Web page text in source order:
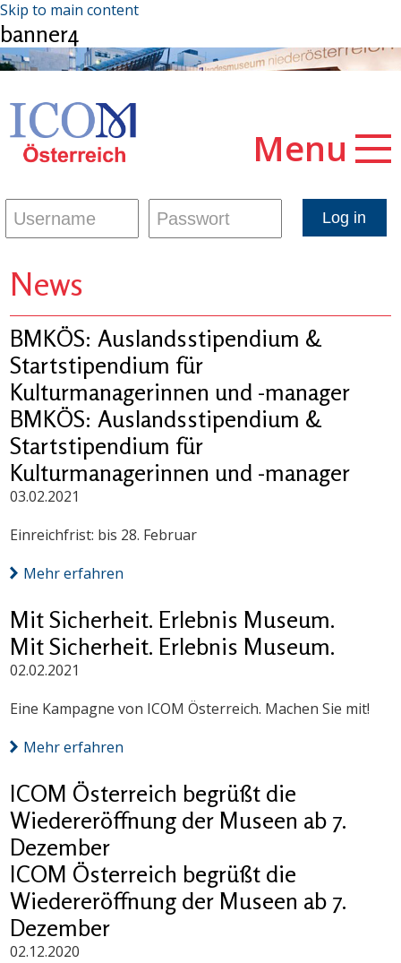
Skip to main content
banner4
Menu
News
BMKÖS: Auslandsstipendium &
Startstipendium für
Kulturmanagerinnen und -manager
BMKÖS: Auslandsstipendium &
Startstipendium für
Kulturmanagerinnen und -manager
03.02.2021
Einreichfrist: bis 28. Februar
Mehr erfahren
Mit Sicherheit. Erlebnis Museum.
Mit Sicherheit. Erlebnis Museum.
02.02.2021
Eine Kampagne von ICOM Österreich. Machen Sie mit!
Mehr erfahren
ICOM Österreich begrüßt die
Wiedereröffnung der Museen ab 7.
Dezember
ICOM Österreich begrüßt die
Wiedereröffnung der Museen ab 7.
Dezember
02.12.2020